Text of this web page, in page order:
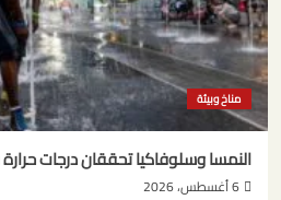
مناخ وبيئة
النمسا وسلوفاكيا تحققان درجات
6 أغسطس، 2026